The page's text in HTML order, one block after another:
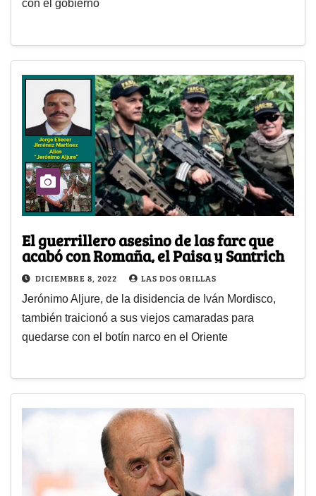
con el gobierno
El guerrillero asesino de las farc que
acabó con Romaña, el Paisa y Santrich
DICIEMBRE 8, 2022 LAS DOS ORILLAS
Jerónimo Aljure, de la disidencia de Iván Mordisco,
también traicionó a sus viejos camaradas para
quedarse con el botín narco en el Oriente